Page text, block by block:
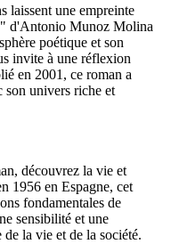
laissent une empreinte
d'Antonio Munoz Molina
poétique et son
invite à une réflexion
en 2001, ce roman a
son univers riche et
découvrez la vie et
1956 en Espagne, cet
fondamentales de
sensibilité et une
la vie et de la société.